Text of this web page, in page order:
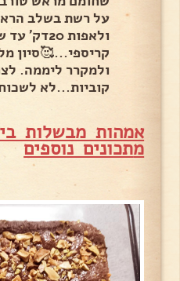
על רשת בשלב
ולאפות
קריספי...🥰סיון
ולמקרר ליממה.
קוביות...לא
אמהות מבשלות
מתכונים נוספים